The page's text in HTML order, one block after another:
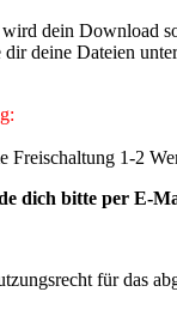
dein Download
deine Dateien
Freischaltung 1-2
dich bitte per E-
für das